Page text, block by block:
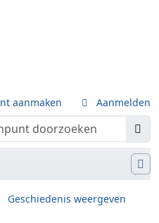
aanmaken Aanmelden
Geschiedenis weergeven